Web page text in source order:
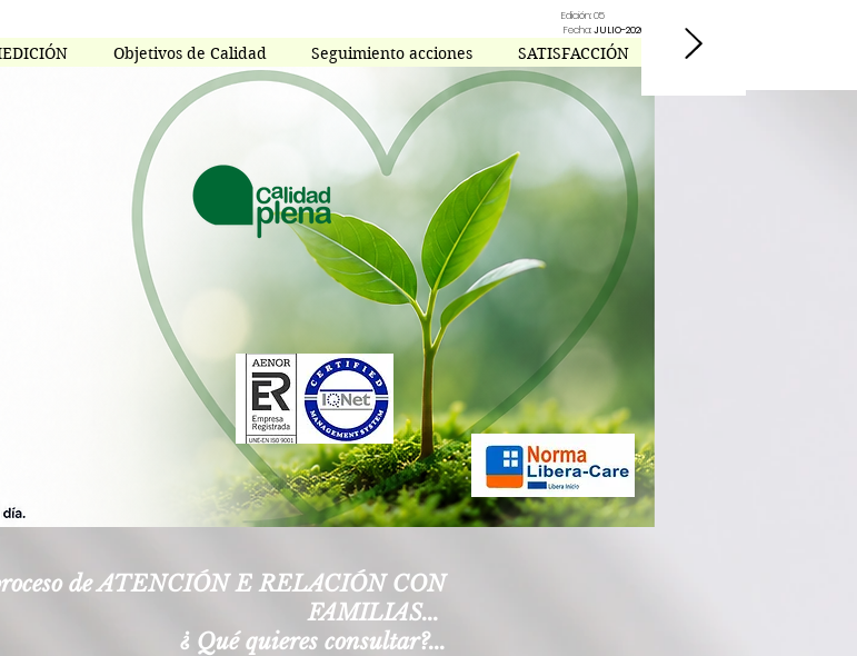
Edición: 05
Fecha:JULIO-2026
Objetivos de Calidad Seguimiento acciones SATISFACCIÓN
de ATENCIÓN E RELACIÓN CON
FAMILIAS...
¿ Qué quieres consultar?...